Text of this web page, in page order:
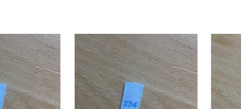
Auf die
Wunschliste
Auf die
Wunschliste